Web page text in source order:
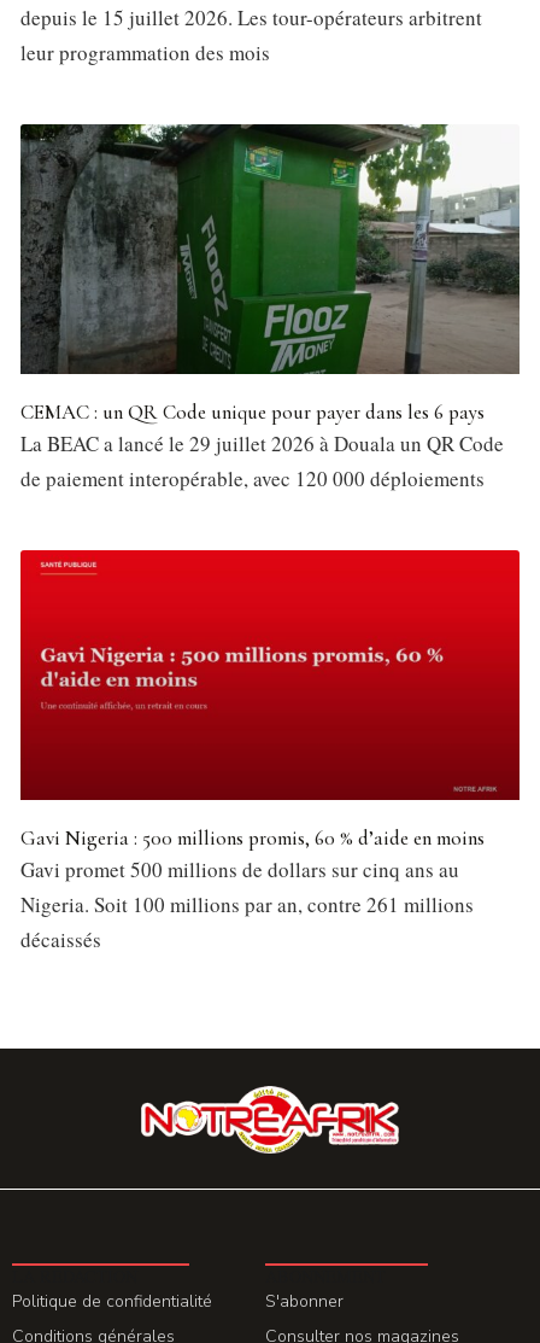
depuis le 15 juillet 2026. Les tour-opérateurs arbitrent
leur programmation des mois
CEMAC : un QR Code unique pour payer dans les 6 pays
La BEAC a lancé le 29 juillet 2026 à Douala un QR Code
de paiement interopérable, avec 120 000 déploiements
Gavi Nigeria : 500 millions promis, 60 % d’aide en moins
Gavi promet 500 millions de dollars sur cinq ans au
Nigeria. Soit 100 millions par an, contre 261 millions
décaissés
Politique de confidentialité
Conditions générales
S'abonner
Consulter nos magazines